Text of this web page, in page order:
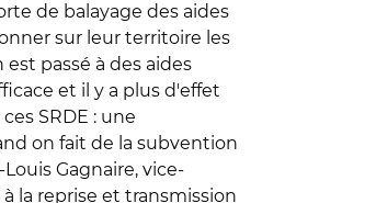
de balayage des aides
sur leur territoire les
passé à des aides
et il y a plus d'effet
SRDE : une
on fait de la subvention
Gagnaire, vice-
la reprise et transmission